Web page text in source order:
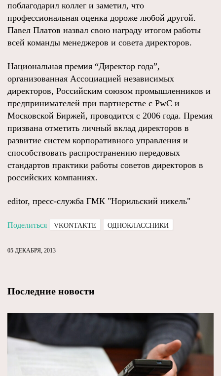
поблагодарил коллег и заметил, что
профессиональная оценка дороже любой другой.
Павел Платов назвал свою награду итогом работы
всей команды менеджеров и совета директоров.
Национальная премия “Директор года”,
организованная Ассоциацией независимых
директоров, Российским союзом промышленников и
предпринимателей при партнерстве с PwС и
Московской Биржей, проводится с 2006 года. Премия
призвана отметить личный вклад директоров в
развитие систем корпоративного управления и
способствовать распространению передовых
стандартов практики работы советов директоров в
российских компаниях.
editor, пресс-служба ГМК "Норильский никель"
Поделиться VKONTAKTE ОДНОКЛАССНИКИ
05 ДЕКАБРЯ, 2013
Последние новости